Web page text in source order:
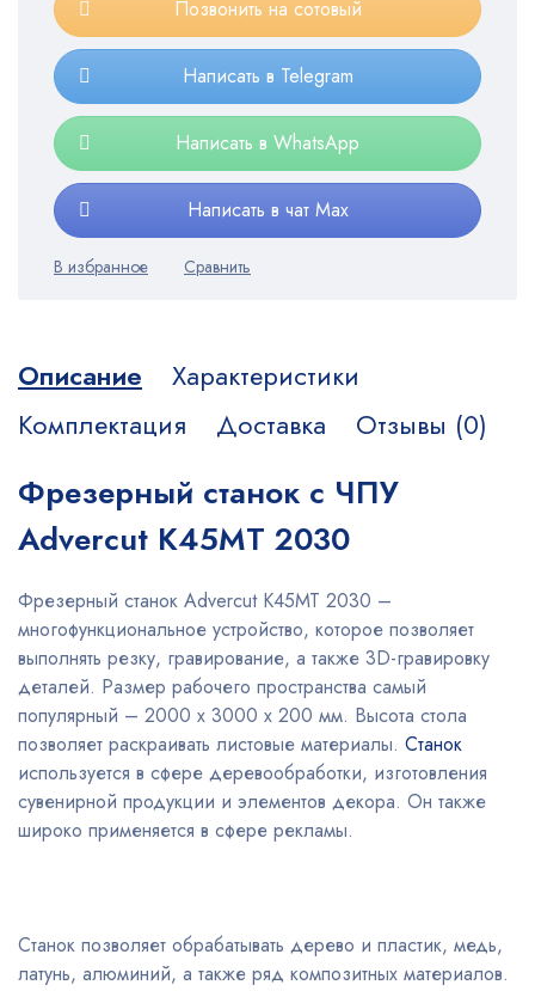
Позвонить на сотовый
Написать в Telegram
Написать в WhatsApp
Написать в чат Max
Описание
Характеристики
Комплектация
Доставка Отзывы (0)
Фрезерный станок с ЧПУ
Advercut K45MT 2030
Фрезерный станок Advercut К45МТ 2030 –
многофункциональное устройство, которое позволяет
выполнять резку, гравирование, а также 3D-гравировку
деталей. Размер рабочего пространства самый
популярный – 2000 х 3000 х 200 мм. Высота стола
позволяет раскраивать листовые материалы. Станок
используется в сфере деревообработки, изготовления
сувенирной продукции и элементов декора. Он также
широко применяется в сфере рекламы.
Станок позволяет обрабатывать дерево и пластик, медь,
латунь, алюминий, а также ряд композитных материалов.